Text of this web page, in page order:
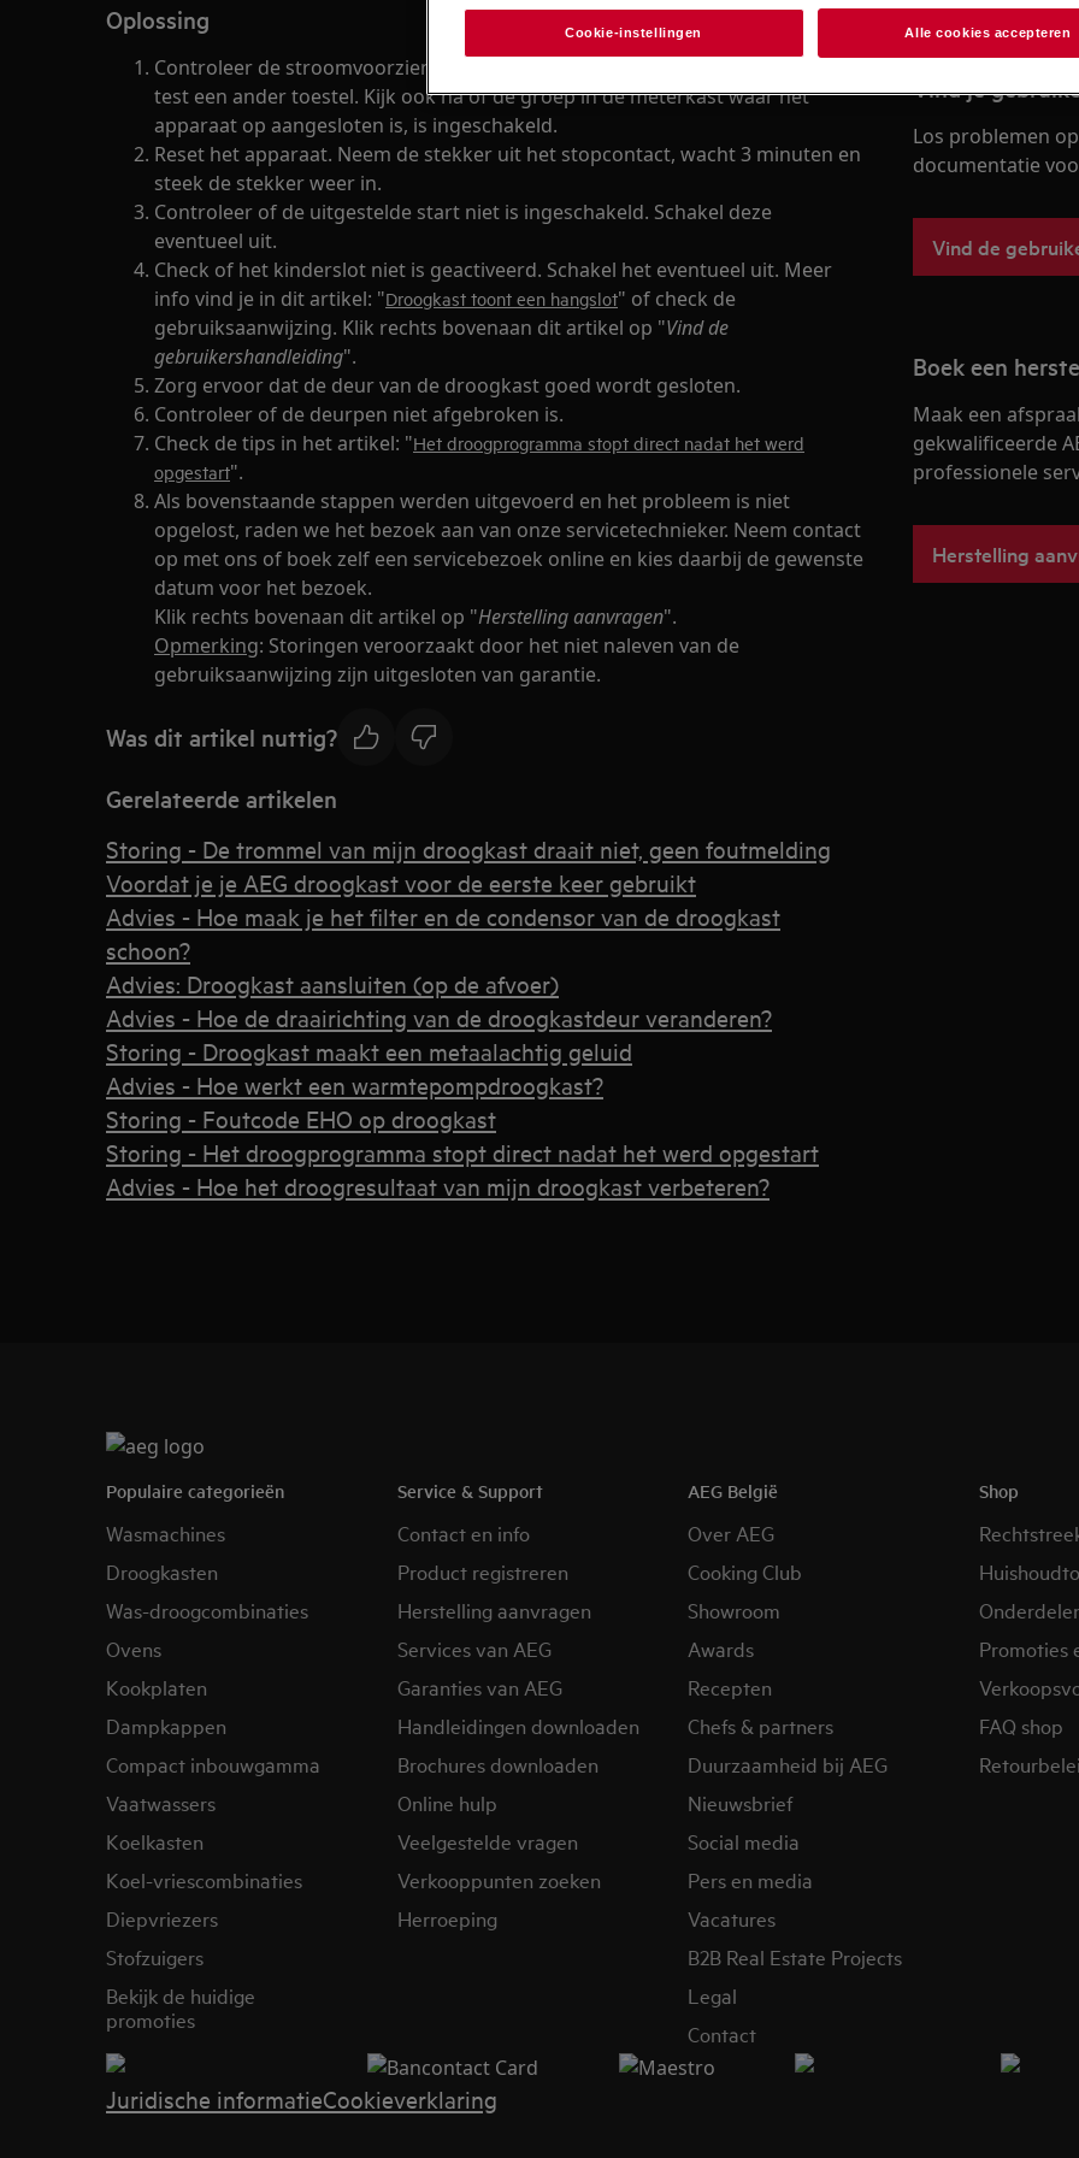
Oplossing
Controleer de stroomvoorziening. Neem de stekker uit het stopcontact en
test een ander toestel. Kijk ook na of de groep in de meterkast waar het
apparaat op aangesloten is, is ingeschakeld.
Reset het apparaat. Neem de stekker uit het stopcontact, wacht 3 minuten en
steek de stekker weer in.
Controleer of de uitgestelde start niet is ingeschakeld. Schakel deze
eventueel uit.
Check of het kinderslot niet is geactiveerd. Schakel het eventueel uit. Meer
info vind je in dit artikel: "Droogkast toont een hangslot" of check de
gebruiksaanwijzing. Klik rechts bovenaan dit artikel op "Vind de
gebruikershandleiding".
Zorg ervoor dat de deur van de droogkast goed wordt gesloten.
Controleer of de deurpen niet afgebroken is.
Check de tips in het artikel: "Het droogprogramma stopt direct nadat het werd
opgestart".
Als bovenstaande stappen werden uitgevoerd en het probleem is niet
opgelost, raden we het bezoek aan van onze servicetechnieker. Neem contact
op met ons of boek zelf een servicebezoek online en kies daarbij de gewenste
datum voor het bezoek.
Klik rechts bovenaan dit artikel op "Herstelling aanvragen".
Opmerking: Storingen veroorzaakt door het niet naleven van de
gebruiksaanwijzing zijn uitgesloten van garantie.
Was dit artikel nuttig?
Gerelateerde artikelen
Storing - De trommel van mijn droogkast draait niet, geen foutmelding
Voordat je je AEG droogkast voor de eerste keer gebruikt
Advies - Hoe maak je het filter en de condensor van de droogkast
schoon?
Advies: Droogkast aansluiten (op de afvoer)
Advies - Hoe de draairichting van de droogkastdeur veranderen?
Storing - Droogkast maakt een metaalachtig geluid
Advies - Hoe werkt een warmtepompdroogkast?
Storing - Foutcode EHO op droogkast
Storing - Het droogprogramma stopt direct nadat het werd opgestart
Advies - Hoe het droogresultaat van mijn droogkast verbeteren?
Vind je
Los problemen
documentatie
Vind de
Boek een
Maak een
gekwalificeerde
professionele
Herstelling
Populaire categorieën
Wasmachines
Droogkasten
Was-droogcombinaties
Ovens
Kookplaten
Dampkappen
Compact inbouwgamma
Vaatwassers
Koelkasten
Koel-vriescombinaties
Diepvriezers
Stofzuigers
Bekijk de huidige
promoties
Service & Support
Contact en info
Product registreren
Herstelling aanvragen
Services van AEG
Garanties van AEG
Handleidingen downloaden
Brochures downloaden
Online hulp
Veelgestelde vragen
Verkooppunten zoeken
Herroeping
AEG België
Over AEG
Cooking Club
Showroom
Awards
Recepten
Chefs & partners
Duurzaamheid bij AEG
Nieuwsbrief
Social media
Pers en media
Vacatures
B2B Real Estate Projects
Legal
Contact
Shop
Promoties
FAQ shop
Juridische informatieCookieverklaring
Cookie-instellingen Alle cookies accepteren